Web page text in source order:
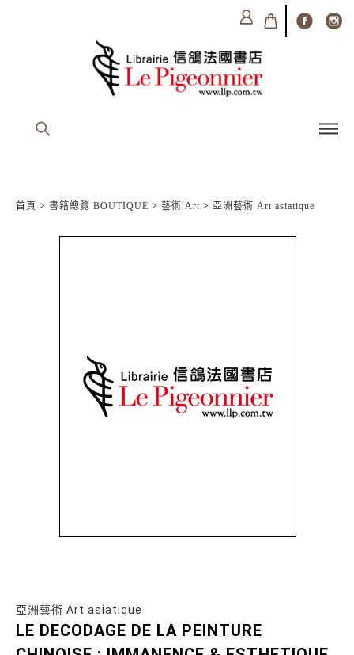
首頁 > 書籍總覽 BOUTIQUE > 藝術 Art > 亞洲藝術 Art asiatique
亞洲藝術 Art asiatique
LE DECODAGE DE LA PEINTURE